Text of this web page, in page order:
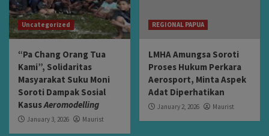
Uncategorized
“Pa Chang Orang Tua
Kami”, Solidaritas
Masyarakat Suku Moni
Soroti Dampak Sosial
KasusAeromodelling
January 3, 2026 Maurist
REGIONAL PAPUA
LMHA Amungsa Soroti
Proses Hukum Perkara
Aerosport, Minta Aspek
Adat Diperhatikan
January 2, 2026 Maurist